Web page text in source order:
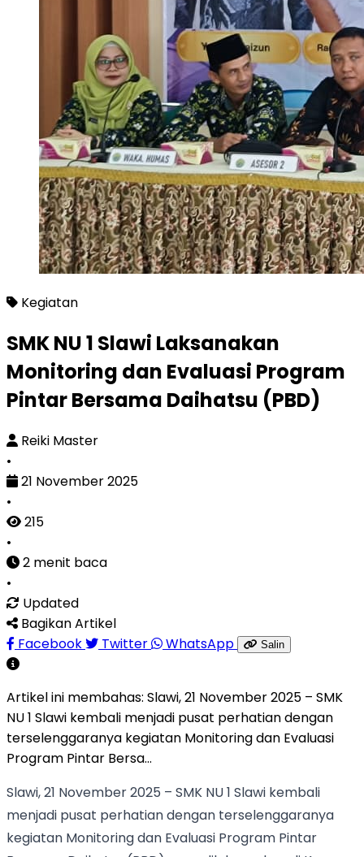
Kegiatan
SMK NU 1 Slawi Laksanakan
Monitoring dan Evaluasi Program
Pintar Bersama Daihatsu (PBD)
Reiki Master
•
21 November 2025
•
215
•
2 menit baca
•
Updated
Bagikan Artikel
Facebook
Twitter WhatsApp Salin
Artikel ini membahas: Slawi, 21 November 2025 – SMK
NU 1 Slawi kembali menjadi pusat perhatian dengan
terselenggaranya kegiatan Monitoring dan Evaluasi
Program Pintar Bersa...
Slawi, 21 November 2025 – SMK NU 1 Slawi kembali
menjadi pusat perhatian dengan terselenggaranya
kegiatan Monitoring dan Evaluasi Program Pintar